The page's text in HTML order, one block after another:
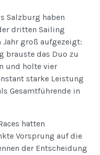
Salzburg haben
dritten Sailing
Jahr groß aufgezeigt:
brauste das Duo zu
und holte vier
starke Leistung
Gesamtführende in
hatten
Vorsprung auf die
der Entscheidung